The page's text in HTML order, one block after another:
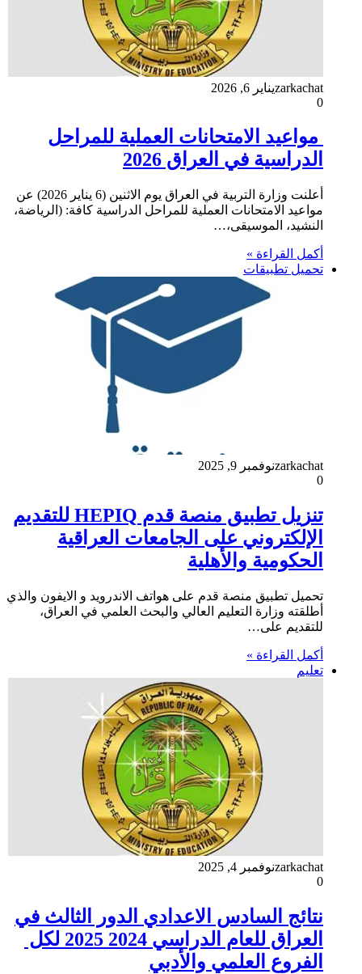
zarkachatيناير 6, 2026
0
مواعيد الامتحانات العملية للمراحل
الدراسية في العراق 2026
أعلنت وزارة التربية في العراق يوم الاثنين (6 يناير 2026) عن
مواعيد الامتحانات العملية للمراحل الدراسية كافة: (الرياضة،
النشيد، الموسيقى،…
أكمل القراءة »
تحميل تطبيقات
zarkachatنوفمبر 9, 2025
0
تنزيل تطبيق منصة قدم HEPIQ للتقديم
الإلكتروني على الجامعات العراقية
الحكومية والأهلية
تحميل تطبيق منصة قدم على هواتف الاندرويد و الايفون والذي
أطلقته وزارة التعليم العالي والبحث العلمي في العراق،
للتقديم على…
أكمل القراءة »
تعليم
zarkachatنوفمبر 4, 2025
0
نتائج السادس الاعدادي الدور الثالث في
العراق للعام الدراسي 2024 2025 لكل
الفروع العلمي والأدبي